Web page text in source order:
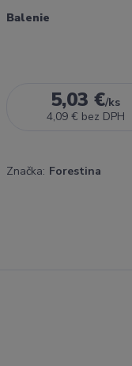
Balenie
5,03 €/ks
4,09 € bez DPH
Značka: Forestina